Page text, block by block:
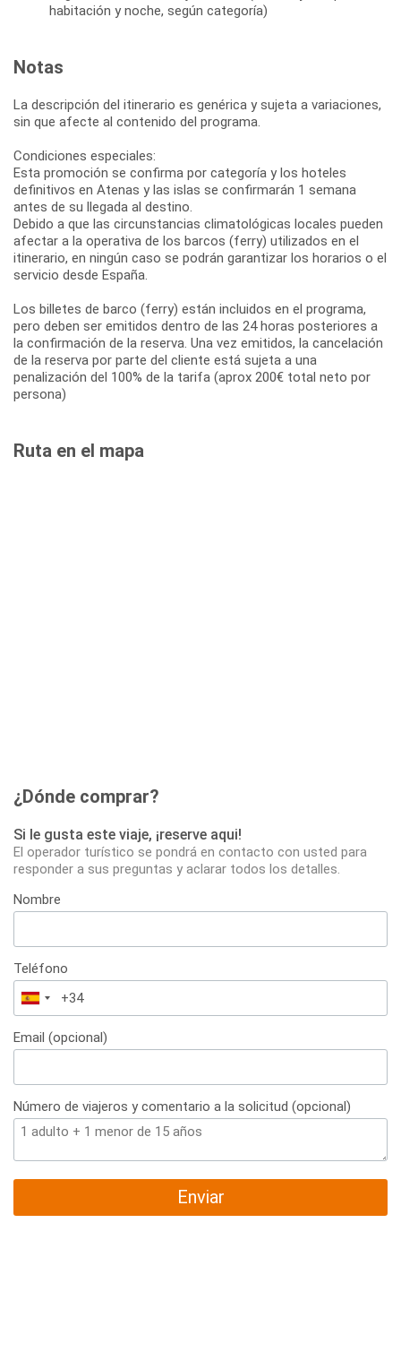
habitación y noche, según categoría)
Notas
La descripción del itinerario es genérica y sujeta a variaciones,
sin que afecte al contenido del programa.
Condiciones especiales:
Esta promoción se confirma por categoría y los hoteles
definitivos en Atenas y las islas se confirmarán 1 semana
antes de su llegada al destino.
Debido a que las circunstancias climatológicas locales pueden
afectar a la operativa de los barcos (ferry) utilizados en el
itinerario, en ningún caso se podrán garantizar los horarios o el
servicio desde España.
Los billetes de barco (ferry) están incluidos en el programa,
pero deben ser emitidos dentro de las 24 horas posteriores a
la confirmación de la reserva. Una vez emitidos, la cancelación
de la reserva por parte del cliente está sujeta a una
penalización del 100% de la tarifa (aprox 200€ total neto por
persona)
Ruta en el mapa
¿Dónde comprar?
Si le gusta este viaje, ¡reserve aqui!
El operador turístico se pondrá en contacto con usted para
responder a sus preguntas y aclarar todos los detalles.
Nombre
Teléfono
España
+34
Email (opcional)
Número de viajeros y comentario a la solicitud (opcional)
Enviar